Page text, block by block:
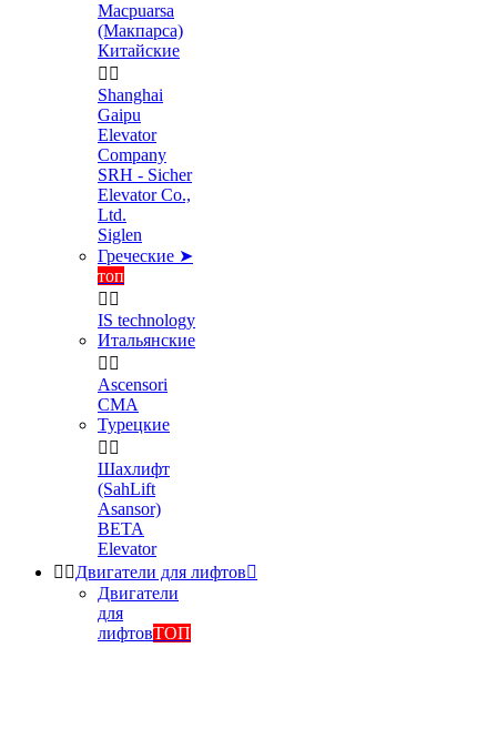
Macpuarsa
(Макпарса)
Китайские
 
Shanghai
Gaipu
Elevator
Company
SRH - Sicher
Elevator Co.,
Ltd.
Siglen
Греческие ➤
топ
 
IS technology
Итальянские
 
Ascensori
CMA
Турецкие
 
Шахлифт
(SahLift
Asansor)
BETA
Elevator
 Двигатели для лифтов
Двигатели
для
лифтовТОП